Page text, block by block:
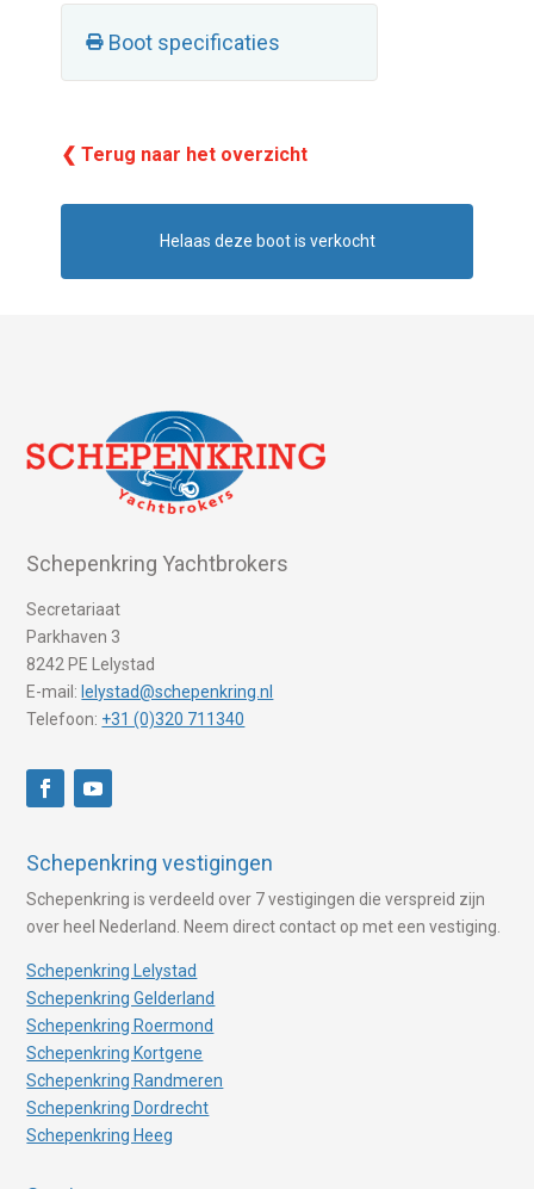
Boot specificaties
❮ Terug naar het overzicht
Helaas deze boot is verkocht
Schepenkring Yachtbrokers
Secretariaat
Parkhaven 3
8242 PE Lelystad
E-mail: lelystad@schepenkring.nl
Telefoon: +31 (0)320 711340
Schepenkring vestigingen
Schepenkring is verdeeld over 7 vestigingen die verspreid zijn
over heel Nederland. Neem direct contact op met een vestiging.
Schepenkring Lelystad
Schepenkring Gelderland
Schepenkring Roermond
Schepenkring Kortgene
Schepenkring Randmeren
Schepenkring Dordrecht
Schepenkring Heeg